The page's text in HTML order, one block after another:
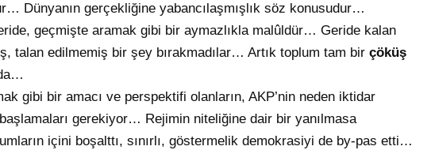
Dünyanın gerçekliğine yabancılaşmışlık söz konusudur…
geçmişte aramak gibi bir aymazlıkla malûldür… Geride kalan
talan edilmemiş bir şey bırakmadılar… Artık toplum tam bir çöküş
gibi bir amacı ve perspektifi olanların, AKP’nin neden iktidar
gerekiyor… Rejimin niteliğine dair bir yanılmasa
içini boşalttı, sınırlı, göstermelik demokrasiyi de by-pas etti…